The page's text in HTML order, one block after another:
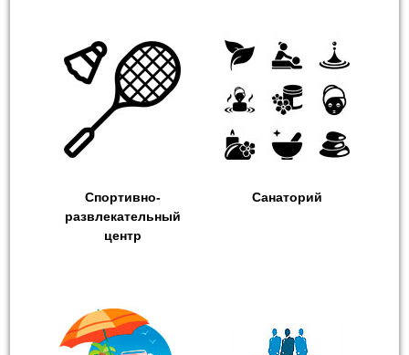
Спортивно-
развлекательный
центр
Санаторий